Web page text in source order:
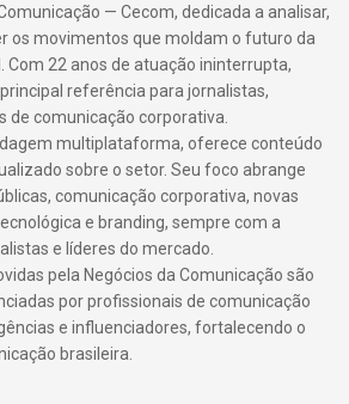
— Cecom, dedicada a analisar,
os movimentos que moldam o futuro da
Com 22 anos de atuação ininterrupta,
referência para jornalistas,
de comunicação corporativa.
multiplataforma, oferece conteúdo
sobre o setor. Seu foco abrange
comunicação corporativa, novas
e branding, sempre com a
e líderes do mercado.
pela Negócios da Comunicação são
por profissionais de comunicação
e influenciadores, fortalecendo o
brasileira.